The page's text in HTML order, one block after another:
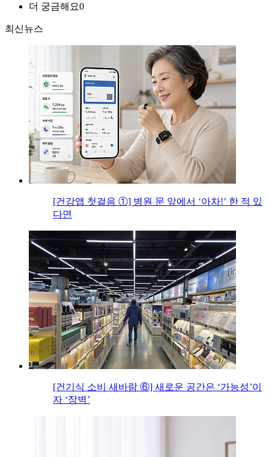
더 궁금해요0
최신뉴스
[건강앱 첫걸음 ①] 병원 문 앞에서 ‘아차!’ 한 적 있
다면
[건기식 소비 새바람 ⑥] 새로운 공간은 ‘가능성’이
자 ‘장벽’